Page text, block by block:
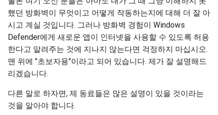
네비게이션 변경
스타일 가이드
Document versioning using
two remotes
Getting started with Sparky
testing
자동 템플릿 생성 - Packer -
Ansible - VMware vSphere
Seedbox
명령어
변경 사항 저장
Zone 관리
Zone 관리 명령
포트 관리
6. Troubleshooting cloud-
7. Contributing
PHP 와 PHP-FPM
Tor Onion Service
프로세스 관리
백업 및 복원
시스템 시작
필터 작업
관리 서버 최적화
Working With Jinja
Bash - 루프
Bash - 연습 문제
Appendix-Practical
Unison 사용
7 컨테이너 구성 옵션
8 컨테이너 스냅샷
9 스냅샷 서버
Incus Server
6 Profiles
7 Container Configuration
Options
9 Snapshot Server
Sed, Awk & Grep
Security Enhancements
Licence
Nvchad
Marksman
NvChad UI
Plugins
Part 4. Database Servers
Part 4.1 Database servers
MariaDB
Part 4.2 Database Servers
Part 4.3 MariaDB database
(Rocky Linux)
Configuration Files for
Authentication
Lab 6: Generating the Data
Encryption Configuration
Key
Cluster
Feature Branch Workflow in
Git
Fork and Branch Git
Adding a remote repository
Simple Gemstone template
htop - 프로세스 관리
https - RSA 키 생성
perl - 검색 및 변경
GNOME Shell Extensions
GNOME Tweaks
GNOME Online Accounts
GNOME
Release 9.5
Release 9.4
Release 9.3
What’s Next After VMware
Web and Design
Teams
했던 방화벽이 무엇이고 어떻게 작동하는지에 대해 더 잘 아
시고 계실 것입니다. 그러나 방화벽 경험이 Windows
Defender에게 새로운 앱이 인터넷을 사용할 수 있도록 허용
한다고 알려주는 것에 지나지 않는다면 걱정하지 마십시오.
맨 위에 "초보자용"이라고 되어 있습니다. 제가 잘 설명해드
리겠습니다.
다른 말로 하자면, 제 동료들은 많은 설명이 있을 것이라는
것을 알아야 합니다.